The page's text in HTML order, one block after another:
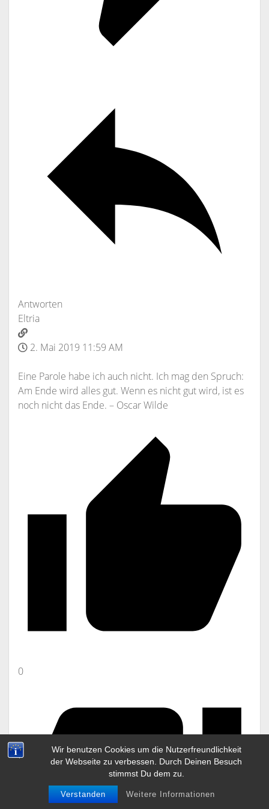
Wir benutzen Cookies um die Nutzerfreundlichkeit
der Webseite zu verbessen. Durch Deinen Besuch
stimmst Du dem zu.
Verstanden Weitere Informationen
Antworten
Eltria
2. Mai 2019 11:59 AM
Eine Parole habe ich auch nicht. Ich mag den Spruch:
Am Ende wird alles gut. Wenn es nicht gut wird, ist es
noch nicht das Ende. – Oscar Wilde
0